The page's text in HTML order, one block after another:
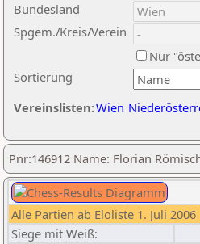
Sortierung
Bundesland
Spgem./Kreis/Verein
Nur
Vereinslisten:Wien
Pnr:146912 Name: Florian
Alle Partien ab Eloliste 1. Juli 2006
Siege mit Weiß: